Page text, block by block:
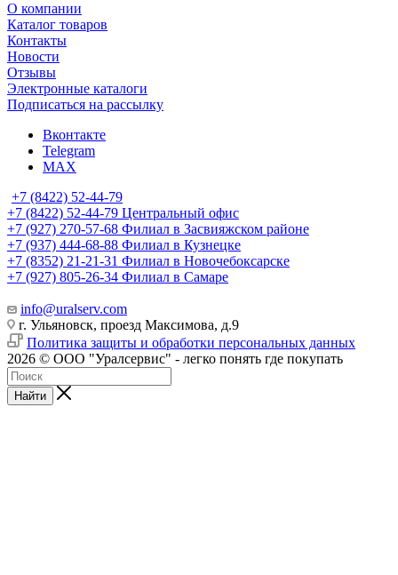
О компании
Каталог товаров
Контакты
Новости
Отзывы
Электронные каталоги
Подписаться на рассылку
Вконтакте
Telegram
MAX
+7 (8422) 52-44-79
+7 (8422) 52-44-79 Центральный офис
+7 (927) 270-57-68 Филиал в Засвияжском районе
+7 (937) 444-68-88 Филиал в Кузнецке
+7 (8352) 21-21-31 Филиал в Новочебоксарске
+7 (927) 805-26-34 Филиал в Самаре
info@uralserv.com
г. Ульяновск, проезд Максимова, д.9
Политика защиты и обработки персональных данных
2026 © ООО "Уралсервис" - легко понять где покупать
Найти